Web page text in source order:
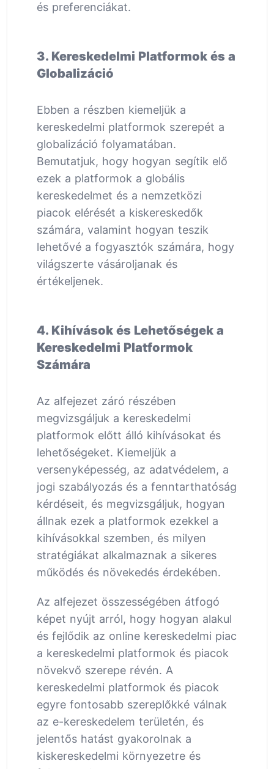
és preferenciákat.
3. Kereskedelmi Platformok és a
Globalizáció
Ebben a részben kiemeljük a
kereskedelmi platformok szerepét a
globalizáció folyamatában.
Bemutatjuk, hogy hogyan segítik elő
ezek a platformok a globális
kereskedelmet és a nemzetközi
piacok elérését a kiskereskedők
számára, valamint hogyan teszik
lehetővé a fogyasztók számára, hogy
világszerte vásároljanak és
értékeljenek.
4. Kihívások és Lehetőségek a
Kereskedelmi Platformok
Számára
Az alfejezet záró részében
megvizsgáljuk a kereskedelmi
platformok előtt álló kihívásokat és
lehetőségeket. Kiemeljük a
versenyképesség, az adatvédelem, a
jogi szabályozás és a fenntarthatóság
kérdéseit, és megvizsgáljuk, hogyan
állnak ezek a platformok ezekkel a
kihívásokkal szemben, és milyen
stratégiákat alkalmaznak a sikeres
működés és növekedés érdekében.
Az alfejezet összességében átfogó
képet nyújt arról, hogy hogyan alakul
és fejlődik az online kereskedelmi piac
a kereskedelmi platformok és piacok
növekvő szerepe révén. A
kereskedelmi platformok és piacok
egyre fontosabb szereplőkké válnak
az e-kereskedelem területén, és
jelentős hatást gyakorolnak a
kiskereskedelmi környezetre és